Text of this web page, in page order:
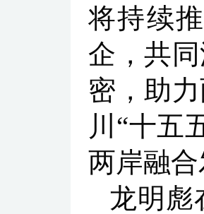
将持续
企，共
密，助
川“十五
两岸融
龙明彪